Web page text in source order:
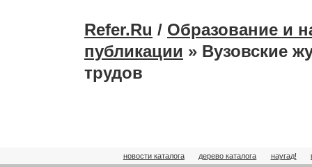
Refer.Ru / Образование и
публикации » Вузовские
трудов
новости каталога дерево каталога наугад!